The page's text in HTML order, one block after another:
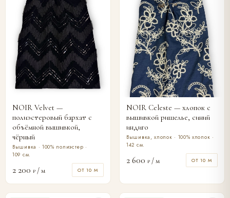
NOIR Velvet —
полиэстеровый бархат с
объёмной вышивкой,
чёрный
Вышивка · 100% полиэстер ·
109 см.
2 200 ₽ / м ОТ 10 М
NOIR Celeste — хлопок с
вышивкой ришелье, синий
индиго
Вышивка, хлопок · 100% хлопок ·
142 см.
2 600 ₽ / м ОТ 10 М